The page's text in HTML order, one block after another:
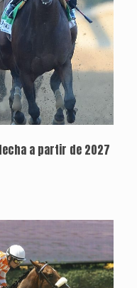
a partir de 2027